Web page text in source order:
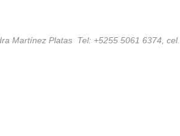
Martínez Platas Tel: +5255 5061 6374,